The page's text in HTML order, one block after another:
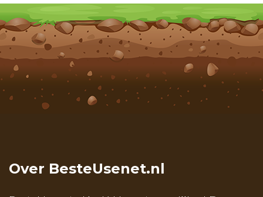
Over BesteUsenet.nl